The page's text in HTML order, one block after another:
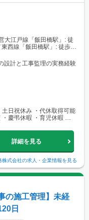
大江戸線「飯田橋駅」: 徒
西線「飯田橋駅」: 徒歩約
設計と工事監理の実務経験
日祝休み ・代休取得可能
慶弔休暇 ・育児休暇 ・
詳細を見る
株式会社の求人・企業情報を見る
の施工管理】未経
日